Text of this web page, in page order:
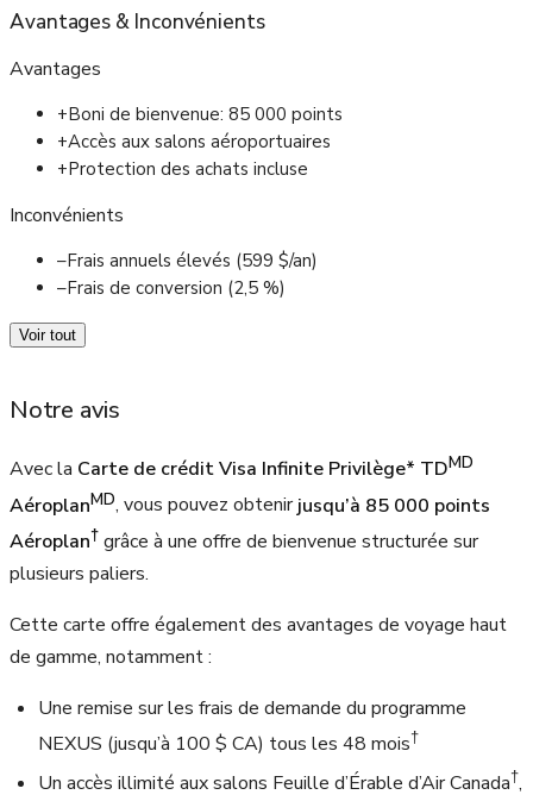
Avantages & Inconvénients
Avantages
+Boni de bienvenue: 85 000 points
+Accès aux salons aéroportuaires
+Protection des achats incluse
Inconvénients
–Frais annuels élevés (599 $/an)
–Frais de conversion (2,5 %)
Voir tout
Notre avis
Avec la Carte de crédit Visa Infinite Privilège* TDMD
AéroplanMD, vous pouvez obtenirjusqu’à 85 000 points
Aéroplan† grâce à une offre de bienvenue structurée sur
plusieurs paliers.
Cette carte offre également des avantages de voyage haut
de gamme, notamment :
Une remise sur les frais de demande du programme
NEXUS (jusqu’à 100 $ CA) tous les 48 mois†
Un accès illimité aux salons Feuille d’Érable d’Air Canada†,